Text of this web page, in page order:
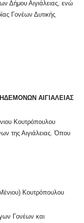
Δήμου Αιγιάλειας, ενώ
Γονέων Δυτικής
ΑΙΓΙΑΛΕΙΑΣ
Κουτρόπουλου
της Αιγιάλειας. Όπου
Κουτρόπουλου
Γονέων και